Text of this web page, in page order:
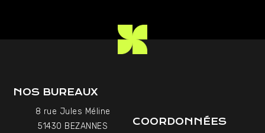
NOS BUREAUX
8 rue Jules Méline
51430 BEZANNES
COORDONNÉES